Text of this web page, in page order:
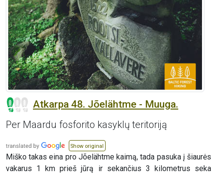
Atkarpa 48. Jõelähtme - Muuga.
Per Maardu fosforito kasyklų teritoriją
Show original
Miško takas eina pro Jõelähtme kaimą, tada pasuka į šiaurės
vakarus 1 km prieš jūrą ir sekančius 3 kilometrus seka